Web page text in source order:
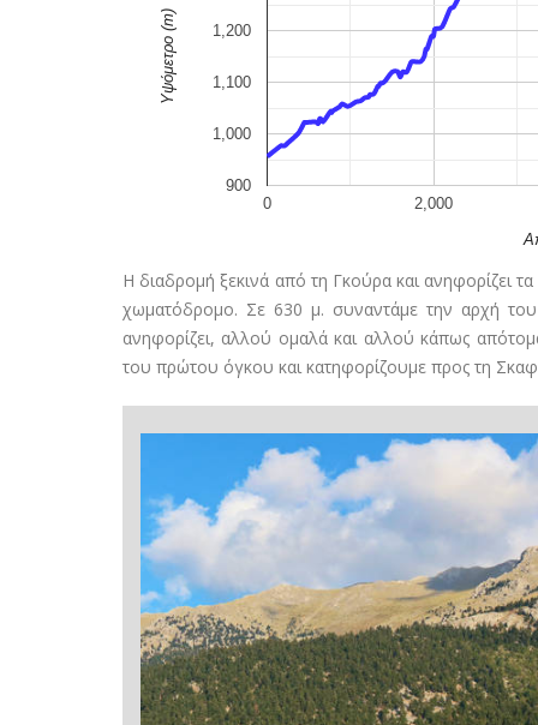
0 2,000
900
1,000
1,100
1,200
Υψόμετρο (m)
Η διαδρομή ξεκινά από τη Γκούρα και ανηφορίζει
χωματόδρομο. Σε 630 μ. συναντάμε την αρχή
ανηφορίζει, αλλού ομαλά και αλλού κάπως
του πρώτου όγκου και κατηφορίζουμε προς τη